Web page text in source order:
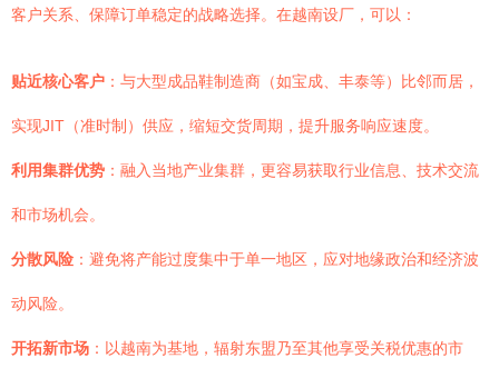
客户关系、保障订单稳定的战略选择。在越南设厂，可以：
贴近核心客户 ：与大型成品鞋制造商（如宝成、丰泰等）比邻而居，
实现JIT（准时制）供应，缩短交货周期，提升服务响应速度。
利用集群优势 ：融入当地产业集群，更容易获取行业信息、技术交流
和市场机会。
分散风险 ：避免将产能过度集中于单一地区，应对地缘政治和经济波
动风险。
开拓新市场 ：以越南为基地，辐射东盟乃至其他享受关税优惠的市